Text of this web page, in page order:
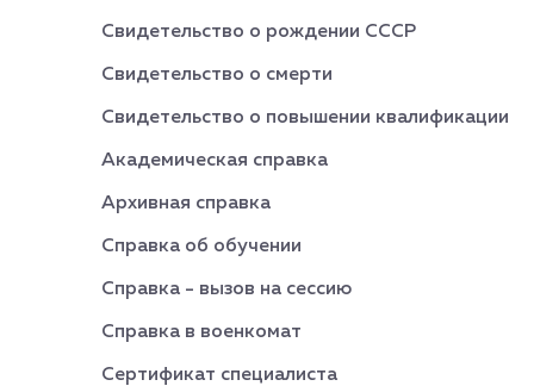
Свидетельство о рождении СССР
Свидетельство о смерти
Свидетельство о повышении квалификации
Академическая справка
Архивная справка
Справка об обучении
Справка - вызов на сессию
Справка в военкомат
Сертификат специалиста